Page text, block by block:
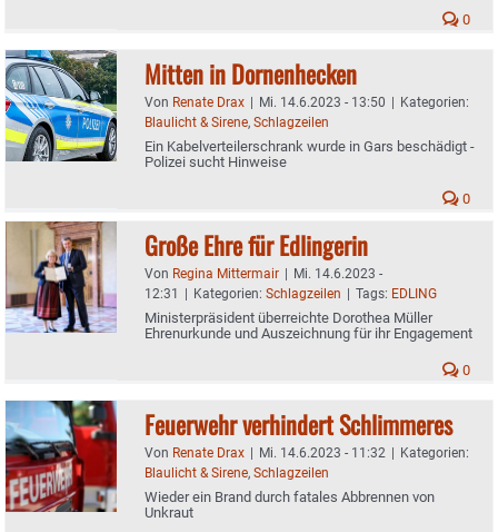
0
Mitten in Dornenhecken
Von Renate Drax | Mi. 14.6.2023 - 13:50 | Kategorien:
Blaulicht & Sirene, Schlagzeilen
Ein Kabelverteilerschrank wurde in Gars beschädigt -
Polizei sucht Hinweise
0
Große Ehre für Edlingerin
Von Regina Mittermair | Mi. 14.6.2023 -
12:31 | Kategorien: Schlagzeilen | Tags: EDLING
Ministerpräsident überreichte Dorothea Müller
Ehrenurkunde und Auszeichnung für ihr Engagement
0
Feuerwehr verhindert Schlimmeres
Von Renate Drax | Mi. 14.6.2023 - 11:32 | Kategorien:
Blaulicht & Sirene, Schlagzeilen
Wieder ein Brand durch fatales Abbrennen von
Unkraut